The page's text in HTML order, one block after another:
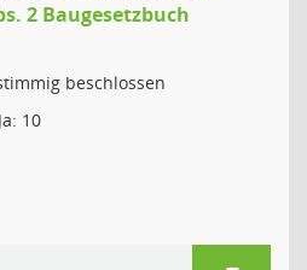
2 Baugesetzbuch
beschlossen
Ja: 10